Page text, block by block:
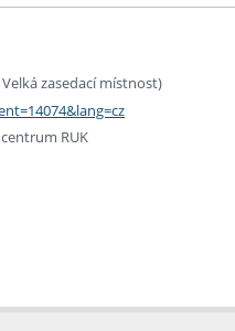
zasedací místnost)
RUK